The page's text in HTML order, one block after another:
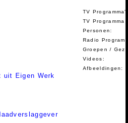
uit Eigen Werk
TV
TV Programma
Personen:
Radio
Groepen /
Videos:
Afbeeldingen: